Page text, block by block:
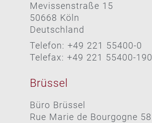
Mevissenstraße 15
50668 Köln
Deutschland
Telefon: +49 221 55400-0
Telefax: +49 221 55400-190
Brüssel
Büro Brüssel
Rue Marie de Bourgogne 58